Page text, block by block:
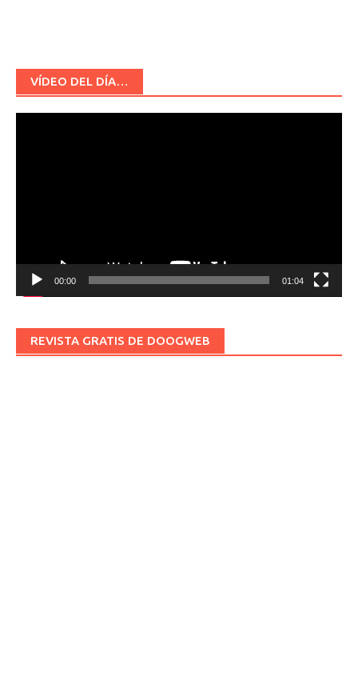
VÍDEO DEL DÍA…
00:00 01:04
REVISTA GRATIS DE DOOGWEB